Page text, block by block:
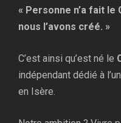
« Personne n’a fait
nous l’avons créé. »
C’est ainsi qu’est né le
indépendant dédié à
en Isère.